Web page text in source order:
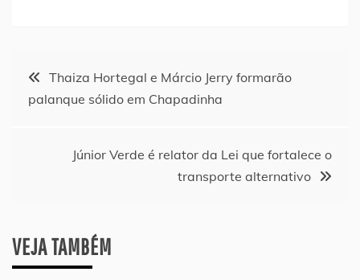
Navegação
de
Thaiza Hortegal e Márcio Jerry formarão
palanque sólido em Chapadinha
Júnior Verde é relator da Lei que fortalece o
transporte alternativo
VEJA TAMBÉM